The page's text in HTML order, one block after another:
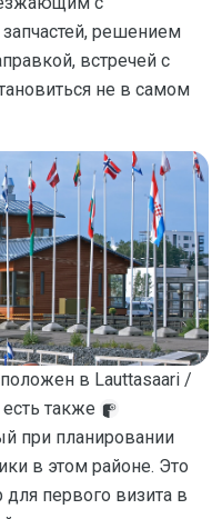
запчастей, решением
встречей с
не в самом
в Lauttasaari /
также
при планировании
в этом районе. Это
первого визита в